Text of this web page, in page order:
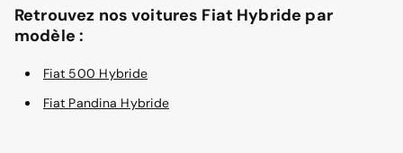
Retrouvez nos voitures Fiat Hybride par
modèle :
Fiat 500 Hybride
Fiat Pandina Hybride